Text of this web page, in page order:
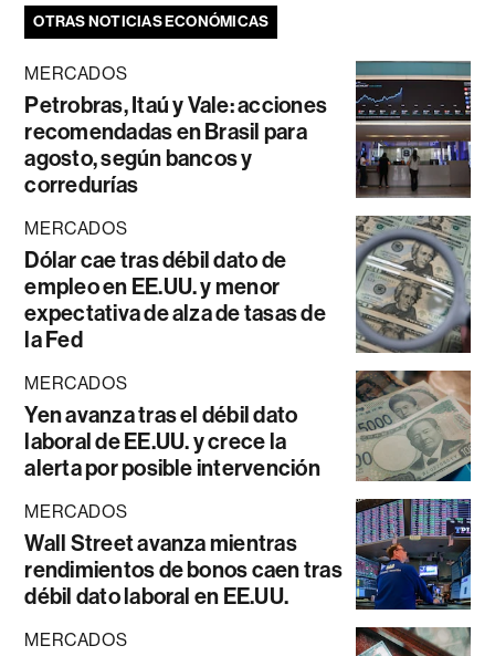
OTRAS NOTICIAS ECONÓMICAS
MERCADOS
Petrobras, Itaú y Vale: acciones
recomendadas en Brasil para
agosto, según bancos y
corredurías
MERCADOS
Dólar cae tras débil dato de
empleo en EE.UU. y menor
expectativa de alza de tasas de
la Fed
MERCADOS
Yen avanza tras el débil dato
laboral de EE.UU. y crece la
alerta por posible intervención
MERCADOS
Wall Street avanza mientras
rendimientos de bonos caen tras
débil dato laboral en EE.UU.
MERCADOS